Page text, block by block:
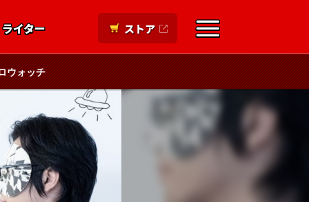
ライター ストア
ウォッチ